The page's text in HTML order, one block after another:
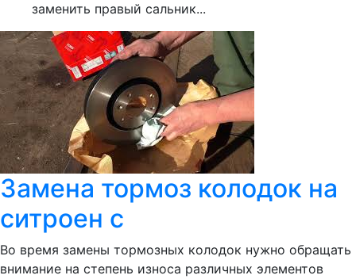
заменить правый сальник...
Замена тормоз колодок на
ситроен с
Во время замены тормозных колодок нужно обращать
внимание на степень износа различных элементов